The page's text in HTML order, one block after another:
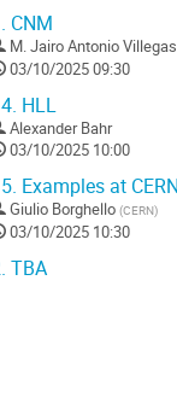
CNM
M.Jairo Antonio
03/10/2025 09:30
HLL
Alexander Bahr
03/10/2025 10:00
Examples at CERN
Giulio Borghello (CERN)
03/10/2025 10:30
TBA